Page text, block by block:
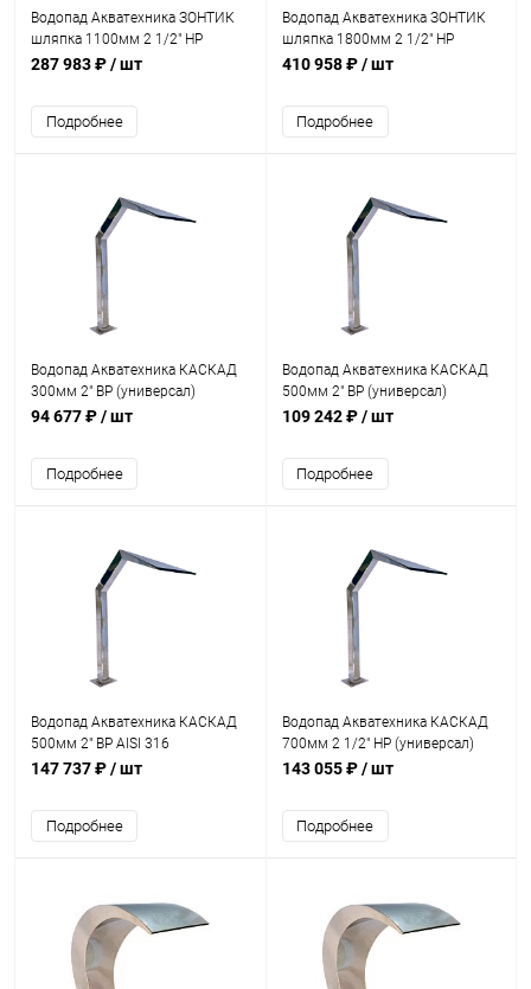
Водопад Акватехника ЗОНТИК
шляпка 1100мм 2 1/2" НР
(универсал) (AT01.50)
287 983 ₽/ шт
Подробнее
Водопад Акватехника ЗОНТИК
шляпка 1800мм 2 1/2" НР
(универсал) (AT01.51)
410 958 ₽/ шт
Подробнее
Водопад Акватехника КАСКАД
300мм 2" ВР (универсал)
(AT01.01)
94 677 ₽/ шт
Подробнее
Водопад Акватехника КАСКАД
500мм 2" ВР (универсал)
(AT01.02)
109 242 ₽/ шт
Подробнее
Водопад Акватехника КАСКАД
500мм 2" ВР AISI 316
(универсал) (AT01.02M)
147 737 ₽/ шт
Подробнее
Водопад Акватехника КАСКАД
700мм 2 1/2" НР (универсал)
(AT01.03)
143 055 ₽/ шт
Подробнее